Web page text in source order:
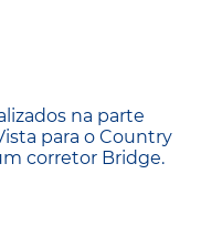
na parte
para o Country
corretor Bridge.